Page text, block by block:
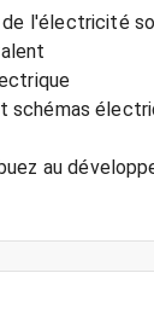
de l'électricité
schémas
au